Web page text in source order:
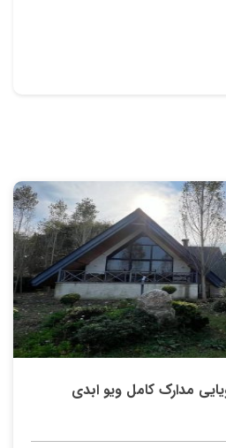
مدارک کامل ویو ابدی